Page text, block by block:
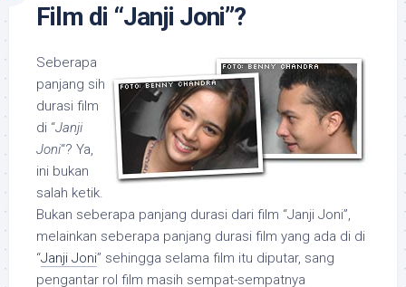
Film di “Janji Joni”?
Seberapa
panjang sih
durasi film
di “Janji
Joni“? Ya,
ini bukan
salah ketik.
Bukan seberapa panjang durasi dari film “Janji Joni”,
melainkan seberapa panjang durasi film yang ada di di
“Janji Joni” sehingga selama film itu diputar, sang
pengantar rol film masih sempat-sempatnya